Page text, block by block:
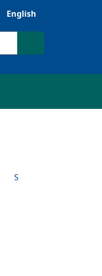
English
Chwilio'r safle
S